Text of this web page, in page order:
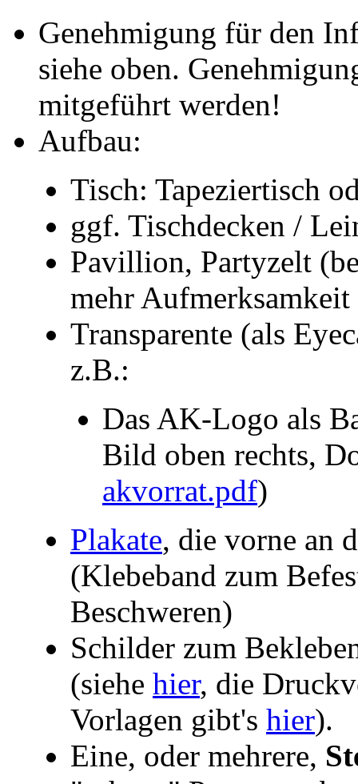
Genehmigung für den
siehe oben.
mitgeführt werden!
Aufbau:
Tisch: Tapeziertisch
ggf. Tischdecken /
Pavillion, Partyzelt
mehr Aufmerksamkeit
Transparente (als
z.B.:
Das AK-Logo als
Bild oben rechts,
akvorrat.pdf)
Plakate, die vorne an
(Klebeband zum
Beschweren)
Schilder zum
(siehe hier, die
Vorlagen gibt's hier).
Eine, oder mehrere,